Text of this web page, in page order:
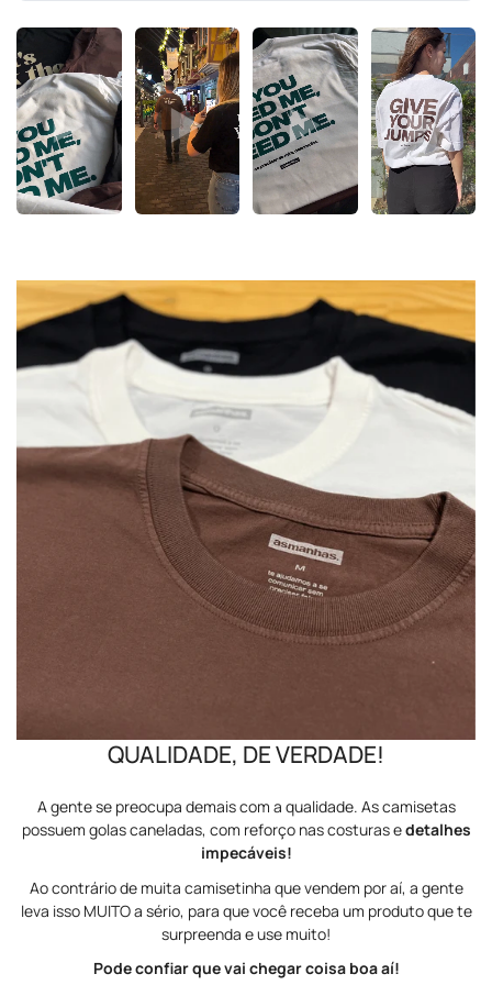
QUALIDADE, DE VERDADE!
A gente se preocupa demais com a qualidade. As camisetas
possuem golas caneladas, com reforço nas costuras edetalhes
impecáveis!
Ao contrário de muita camisetinha que vendem por aí, a gente
leva isso MUITO a sério, para que você receba um produto que te
surpreenda e use muito!
Pode confiar que vai chegar coisa boa aí!